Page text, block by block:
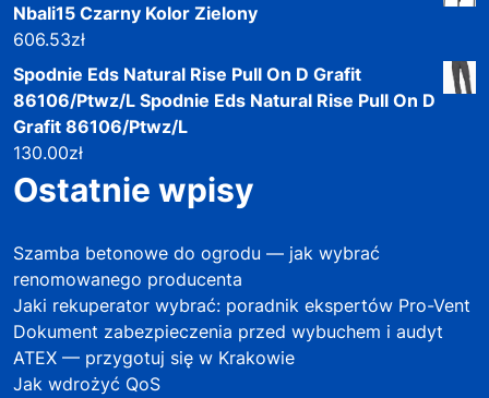
Nbali15 Czarny Kolor Zielony
606.53zł
Spodnie Eds Natural Rise Pull On D Grafit
86106/Ptwz/L Spodnie Eds Natural Rise Pull On D
Grafit 86106/Ptwz/L
130.00zł
Ostatnie wpisy
Szamba betonowe do ogrodu — jak wybrać
renomowanego producenta
Jaki rekuperator wybrać: poradnik ekspertów Pro-Vent
Dokument zabezpieczenia przed wybuchem i audyt
ATEX — przygotuj się w Krakowie
Jak wdrożyć QoS